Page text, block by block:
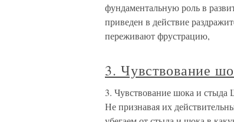
фундаментальную роль в
приведен в действие
переживают фрустрацию,
3. Чувствование
3. Чувствование шока и
Не признавая их